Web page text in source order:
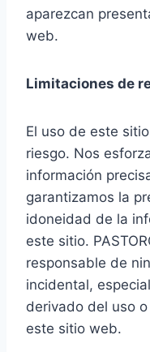
aparezcan
web.
Limitaciones de
El uso de este
riesgo. Nos
información
garantizamos la
idoneidad de la
este sitio.
responsable de
incidental,
derivado del uso
este sitio web.